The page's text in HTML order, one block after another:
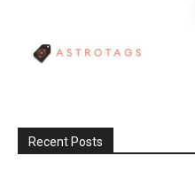
Recent Posts